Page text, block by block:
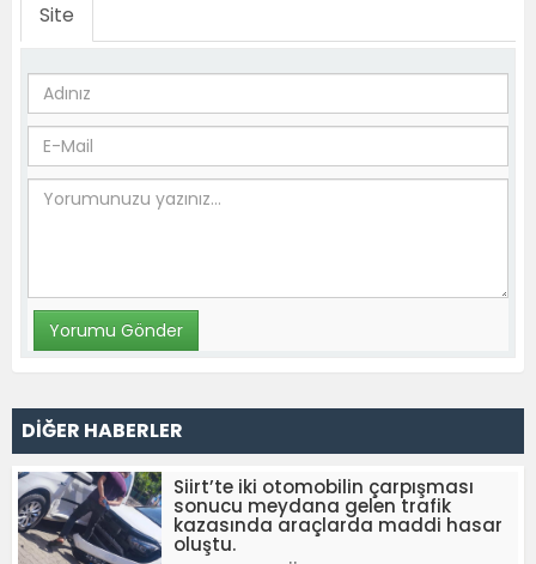
Site
DİĞER HABERLER
Siirt’te iki otomobilin çarpışması
sonucu meydana gelen trafik
kazasında araçlarda maddi hasar
oluştu.